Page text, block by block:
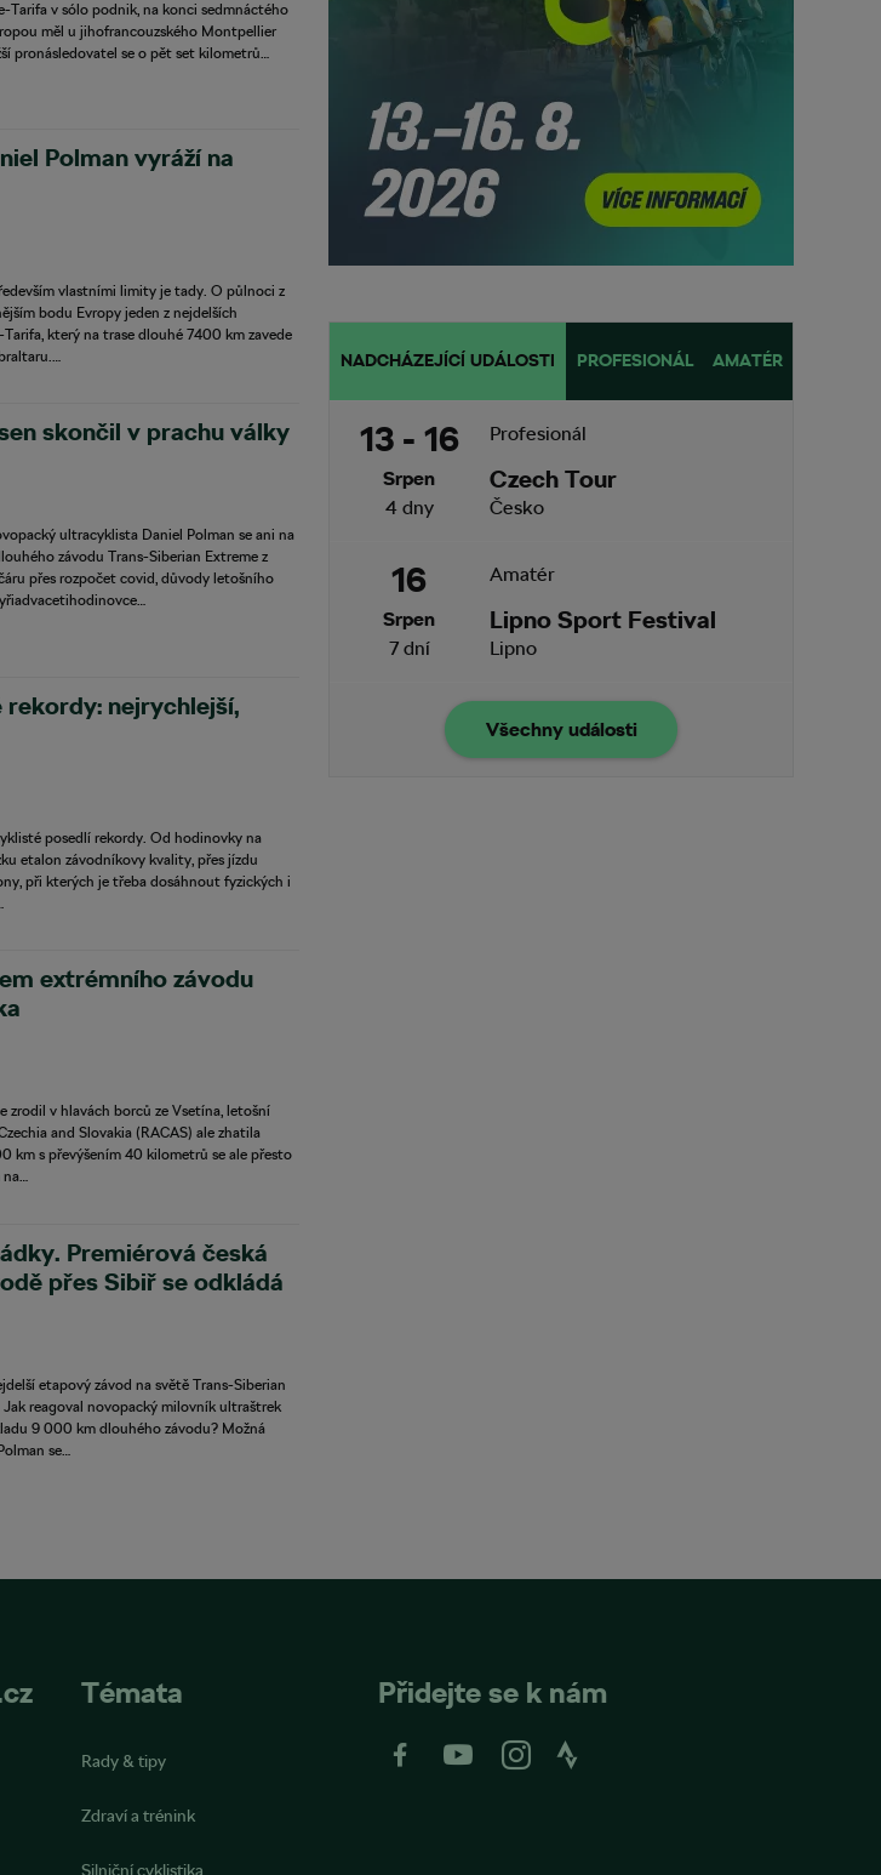
Tarifa v sólo podnik, na konci sedmnáctého
měl u jihofrancouzského Montpellier
pronásledovatel se o pět set kilometrů…
Polman vyráží na
vlastními limity je tady. O půlnoci z
bodu Evropy jeden z nejdelších
který na trase dlouhé 7400 km zavede
skončil v prachu války
ultracyklista Daniel Polman se ani na
závodu Trans-Siberian Extreme z
přes rozpočet covid, důvody letošního
nejrychlejší,
posedlí rekordy. Od hodinovky na
etalon závodníkovy kvality, přes jízdu
při kterých je třeba dosáhnout fyzických i
extrémního závodu
zrodil v hlavách borců ze Vsetína, letošní
and Slovakia (RACAS) ale zhatila
km s převýšením 40 kilometrů se ale přesto
na…
Premiérová česká
přes Sibiř se odkládá
etapový závod na světě Trans-Siberian
Jak reagoval novopacký milovník ultraštrek
9 000 km dlouhého závodu? Možná
se…
NADCHÁZEJÍCÍ UDÁLOSTI PROFESIONÁL AMATÉR
13 - 16
Srpen
4 dny
Profesionál
Czech Tour
Česko
16
Srpen
7 dní
Amatér
Lipno Sport Festival
Lipno
Všechny události
Témata
Rady & tipy
Zdraví a trénink
Silniční cyklistika
Přidejte se k nám